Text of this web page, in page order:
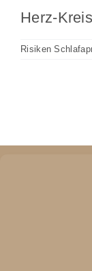
Herz-
Risiken